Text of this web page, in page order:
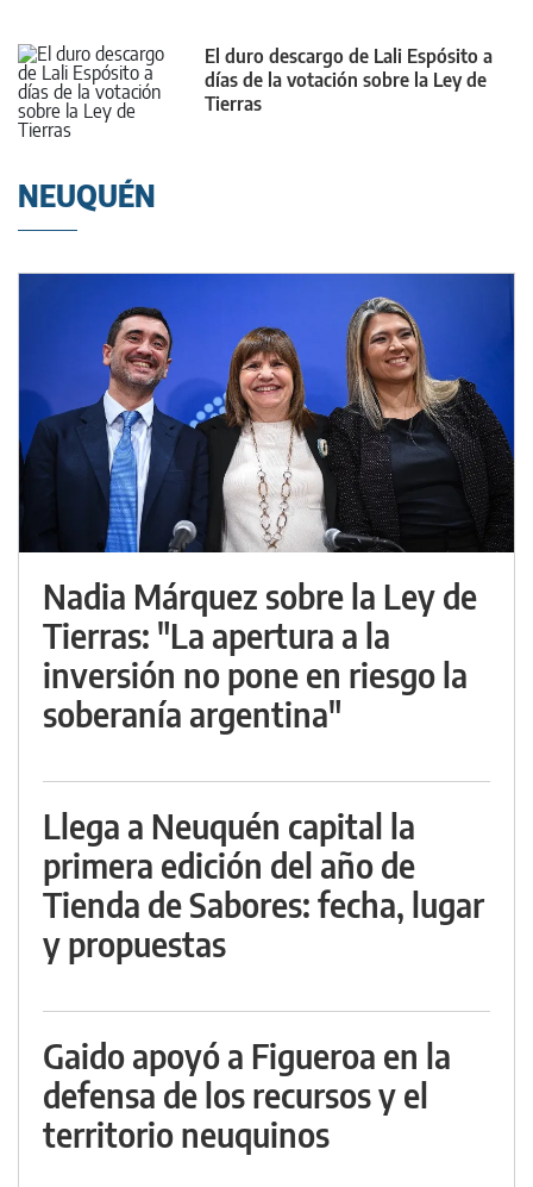
El duro descargo de Lali Espósito a
días de la votación sobre la Ley de
Tierras
NEUQUÉN
Nadia Márquez sobre la Ley de
Tierras: "La apertura a la
inversión no pone en riesgo la
soberanía argentina"
Llega a Neuquén capital la
primera edición del año de
Tienda de Sabores: fecha, lugar
y propuestas
Gaido apoyó a Figueroa en la
defensa de los recursos y el
territorio neuquinos